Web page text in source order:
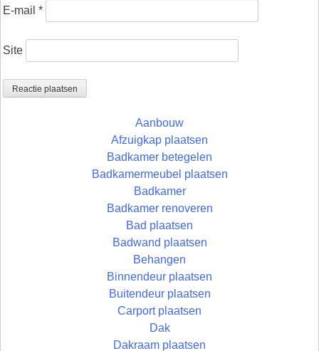
E-mail *
Site
Aanbouw
Afzuigkap plaatsen
Badkamer betegelen
Badkamermeubel plaatsen
Badkamer
Badkamer renoveren
Bad plaatsen
Badwand plaatsen
Behangen
Binnendeur plaatsen
Buitendeur plaatsen
Carport plaatsen
Dak
Dakraam plaatsen